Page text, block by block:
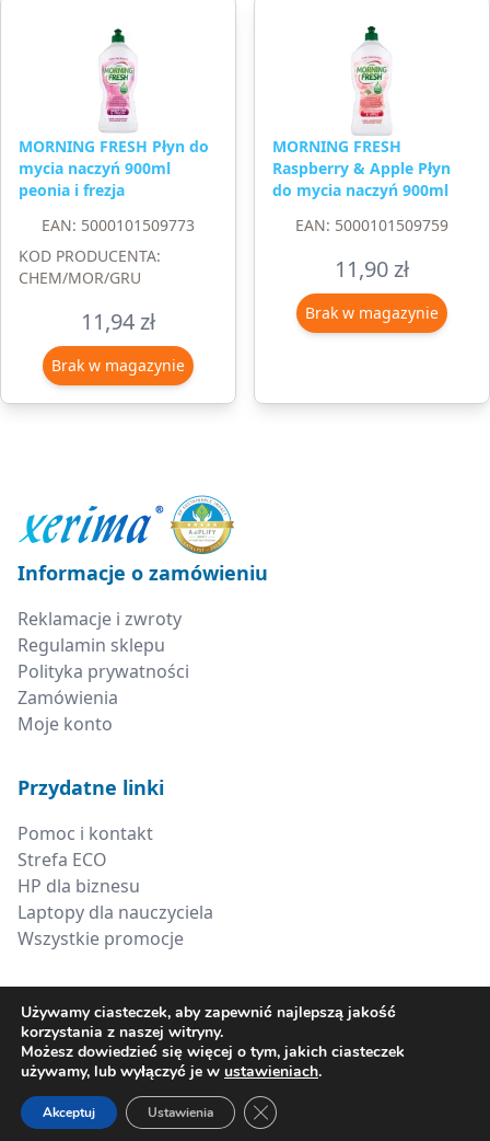
MORNING FRESH Płyn do
mycia naczyń 900ml
peonia i frezja
EAN: 5000101509773
KOD PRODUCENTA:
CHEM/MOR/GRU
11,94zł
Brak w magazynie
MORNING FRESH
Raspberry & Apple Płyn
do mycia naczyń 900ml
EAN: 5000101509759
11,90zł
Brak w magazynie
Informacje o zamówieniu
Reklamacje i zwroty
Regulamin sklepu
Polityka prywatności
Zamówienia
Moje konto
Przydatne linki
Pomoc i kontakt
Strefa ECO
HP dla biznesu
Laptopy dla nauczyciela
Wszystkie promocje
Kontakt
+48 660 538 617
sklep@xerima.com.pl
Używamy ciasteczek, aby zapewnić najlepszą jakość
korzystania z naszej witryny.
Możesz dowiedzieć się więcej o tym, jakich ciasteczek
używamy, lub wyłączyć je w ustawieniach.
Akceptuj Ustawienia Zamknij panel powiadomień o